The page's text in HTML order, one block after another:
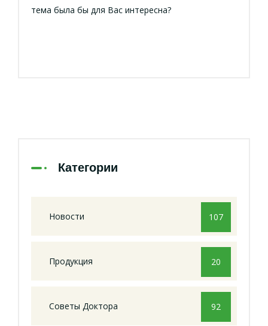
тема была бы для Вас интересна?
Категории
Новости 107
Продукция 20
Советы Доктора 92